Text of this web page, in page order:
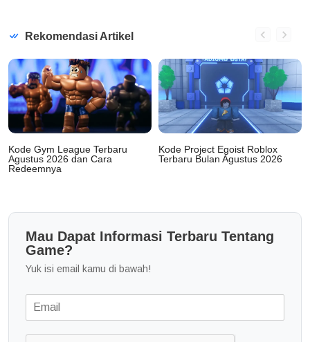
Rekomendasi Artikel
Kode Gym League Terbaru
Agustus 2026 dan Cara
Redeemnya
Kode Project Egoist Roblox
Terbaru Bulan Agustus 2026
Mau Dapat Informasi Terbaru Tentang
Game?
Yuk isi email kamu di bawah!